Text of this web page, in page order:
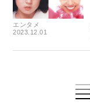
エンタメ
2023.12.01